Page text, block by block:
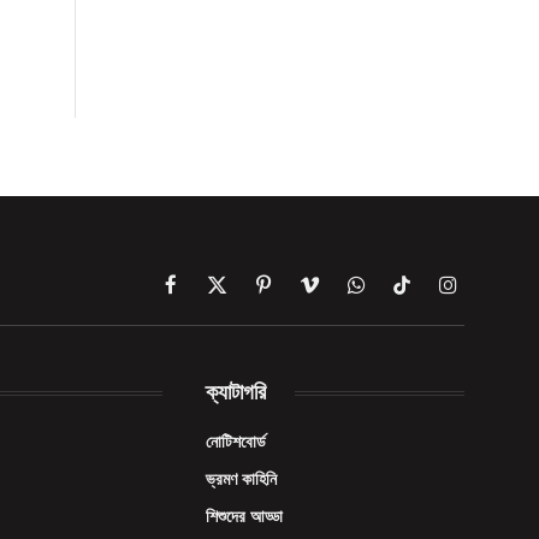
Facebook
X
PinterestVimeoWhatsAppTikTokInstagram
ক্যাটাগরি
নোটিশবোর্ড
ভ্রমণ কাহিনি
শিশুদের আড্ডা